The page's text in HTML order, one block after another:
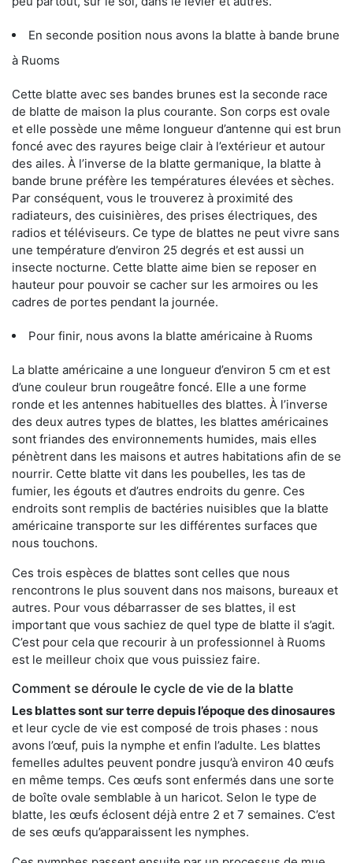
En seconde position nous avons la blatte à bande brune
à Ruoms
Cette blatte avec ses bandes brunes est la seconde race
de blatte de maison la plus courante. Son corps est ovale
et elle possède une même longueur d’antenne qui est brun
foncé avec des rayures beige clair à l’extérieur et autour
des ailes. À l’inverse de la blatte germanique, la blatte à
bande brune préfère les températures élevées et sèches.
Par conséquent, vous le trouverez à proximité des
radiateurs, des cuisinières, des prises électriques, des
radios et téléviseurs. Ce type de blattes ne peut vivre sans
une température d’environ 25 degrés et est aussi un
insecte nocturne. Cette blatte aime bien se reposer en
hauteur pour pouvoir se cacher sur les armoires ou les
cadres de portes pendant la journée.
Pour finir, nous avons la blatte américaine à Ruoms
La blatte américaine a une longueur d’environ 5 cm et est
d’une couleur brun rougeâtre foncé. Elle a une forme
ronde et les antennes habituelles des blattes. À l’inverse
des deux autres types de blattes, les blattes américaines
sont friandes des environnements humides, mais elles
pénètrent dans les maisons et autres habitations afin de se
nourrir. Cette blatte vit dans les poubelles, les tas de
fumier, les égouts et d’autres endroits du genre. Ces
endroits sont remplis de bactéries nuisibles que la blatte
américaine transporte sur les différentes surfaces que
nous touchons.
Ces trois espèces de blattes sont celles que nous
rencontrons le plus souvent dans nos maisons, bureaux et
autres. Pour vous débarrasser de ses blattes, il est
important que vous sachiez de quel type de blatte il s’agit.
C’est pour cela que recourir à un professionnel à Ruoms
est le meilleur choix que vous puissiez faire.
Comment se déroule le cycle de vie de la blatte
Les blattes sont sur terre depuis l’époque des dinosaures
et leur cycle de vie est composé de trois phases : nous
avons l’œuf, puis la nymphe et enfin l’adulte. Les blattes
femelles adultes peuvent pondre jusqu’à environ 40 œufs
en même temps. Ces œufs sont enfermés dans une sorte
de boîte ovale semblable à un haricot. Selon le type de
blatte, les œufs éclosent déjà entre 2 et 7 semaines. C’est
de ses œufs qu’apparaissent les nymphes.